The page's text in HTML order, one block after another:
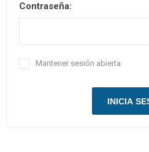
Contraseña:
Mantener sesión abierta